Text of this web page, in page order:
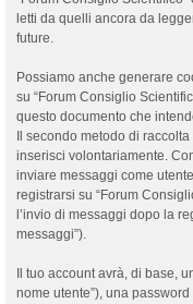
letti da quelli ancora da
future.
Possiamo anche generare
su “Forum Consiglio
questo documento che
Il secondo metodo di
inserisci volontariamente.
inviare messaggi come
registrarsi su “Forum
l’invio di messaggi dopo la
messaggi”).
Il tuo account avrà, di base,
nome utente”), una